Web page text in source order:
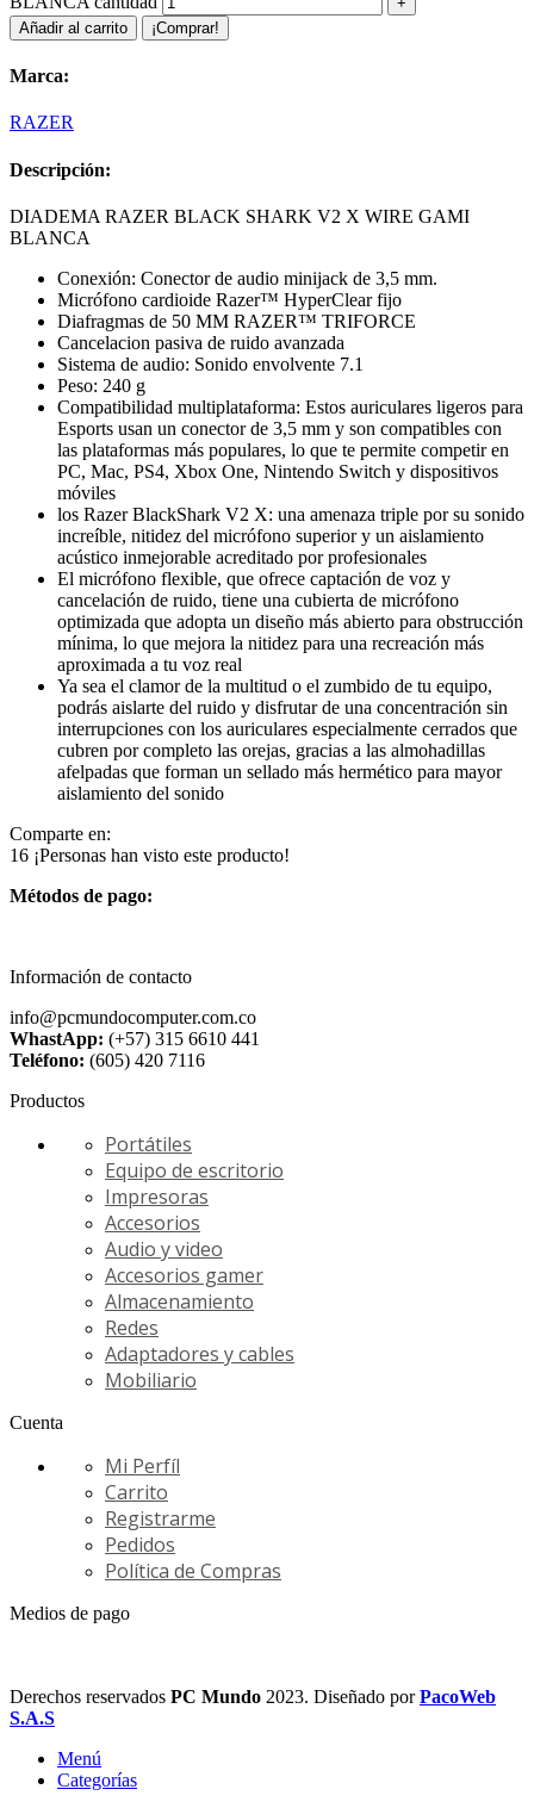
Añadir al carrito ¡Comprar!
Marca:
RAZER
Descripción:
DIADEMA RAZER BLACK SHARK V2 X WIRE GAMI
BLANCA
Conexión: Conector de audio minijack de 3,5 mm.
Micrófono cardioide Razer™ HyperClear fijo
Diafragmas de 50 MM RAZER™ TRIFORCE
Cancelacion pasiva de ruido avanzada
Sistema de audio: Sonido envolvente 7.1
Peso: 240 g
Compatibilidad multiplataforma: Estos auriculares ligeros para
Esports usan un conector de 3,5 mm y son compatibles con
las plataformas más populares, lo que te permite competir en
PC, Mac, PS4, Xbox One, Nintendo Switch y dispositivos
móviles
los Razer BlackShark V2 X: una amenaza triple por su sonido
increíble, nitidez del micrófono superior y un aislamiento
acústico inmejorable acreditado por profesionales
El micrófono flexible, que ofrece captación de voz y
cancelación de ruido, tiene una cubierta de micrófono
optimizada que adopta un diseño más abierto para obstrucción
mínima, lo que mejora la nitidez para una recreación más
aproximada a tu voz real
Ya sea el clamor de la multitud o el zumbido de tu equipo,
podrás aislarte del ruido y disfrutar de una concentración sin
interrupciones con los auriculares especialmente cerrados que
cubren por completo las orejas, gracias a las almohadillas
afelpadas que forman un sellado más hermético para mayor
aislamiento del sonido
Comparte en:
16 ¡Personas han visto este producto!
Métodos de pago:
Información de contacto
info@pcmundocomputer.com.co
WhastApp: (+57) 315 6610 441
Teléfono: (605) 420 7116
Productos
Portátiles
Equipo de escritorio
Impresoras
Accesorios
Audio y video
Accesorios gamer
Almacenamiento
Redes
Adaptadores y cables
Mobiliario
Cuenta
Mi Perfíl
Carrito
Registrarme
Pedidos
Política de Compras
Medios de pago
Derechos reservados PC Mundo 2023. Diseñado porPacoWeb
S.A.S
Menú
Categorías